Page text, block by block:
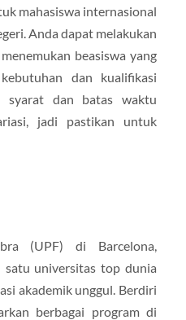
mahasiswa internasional
Anda dapat melakukan
beasiswa yang
dan kualifikasi
syarat dan batas waktu
jadi pastikan untuk
(UPF) di Barcelona,
satu universitas top dunia
akademik unggul. Berdiri
berbagai program di